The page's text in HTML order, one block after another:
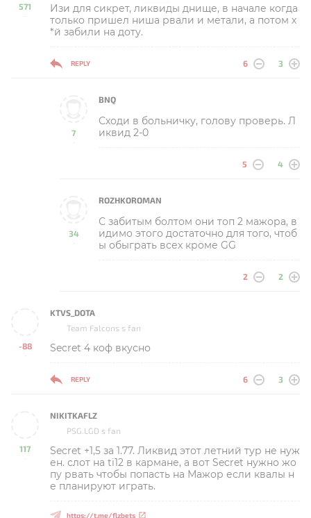
571
-
Изи для сикрет, ликвиды днище, в начале когда
только пришел ниша рвали и метали, а потом х
*й забили на доту.
REPLY 6 3
7
-
BNQ
Сходи в больничку, голову проверь. Л
иквид 2-0
5 4
34
-
ROZHKOROMAN
С забитым болтом они топ 2 мажора, в
идимо этого достаточно для того, чтоб
ы обыграть всех кроме GG
2 2
-88
-
KTVS_DOTA
Team Falcons s fan
Secret 4 коф вкусно
REPLY 6 3
117
-
NIKITKAFLZ
PSG.LGD s fan
Secret +1,5 за 1.77. Ликвид этот летний тур не нуж
ен. слот на ti12 в кармане, а вот Secret нужно жо
пу рвать чтобы попасть на Мажор если квалы н
е планируют играть.
https://t.me/flzbets